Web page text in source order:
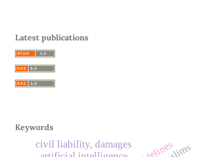
Latest publications
Keywords
civil liability, damages